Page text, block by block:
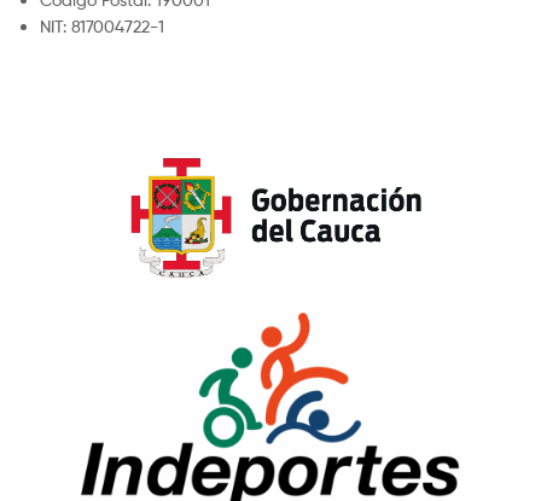
NIT: 817004722-1